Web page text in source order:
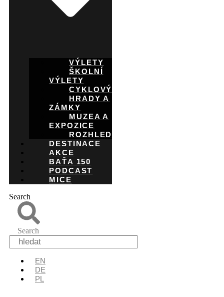
VÝLETY
ŠKOLNÍ
VÝLETY
CYKLOVÝLETY
HRADY A
ZÁMKY
MUZEA A
EXPOZICE
ROZHLEDNY
DESTINACE
AKCE
BAŤA 150
PODCAST
MICE
Search
Search
EN
DE
PL